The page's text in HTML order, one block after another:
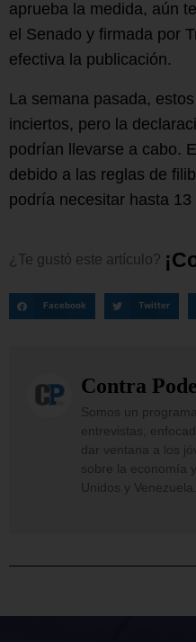
aprueba la medida, aún
el Senado y firmada por
efectiva la publicación.
La semana pasada,
inciertos, pero la
podrían llevarse a cabo.
debido a las reglas de
podría necesitar hasta
¿Te gustó este artículo? ¡C
Facebook Twitter
Contra
Somos un
entrevistas,
dar ventana a los
sobre la economía
Unidos y Venezuela.